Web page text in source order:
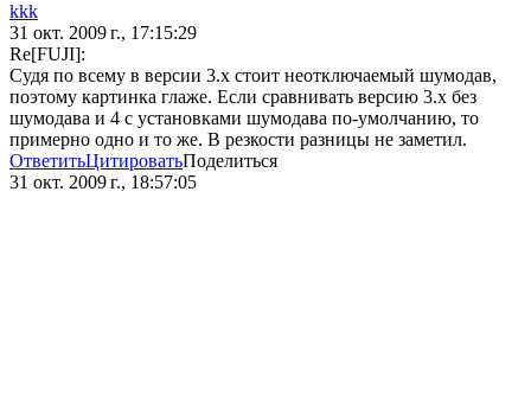
kkk
31 окт. 2009 г., 17:15:29
Re[FUJI]:
Судя по всему в версии 3.х стоит неотключаемый шумодав,
поэтому картинка глаже. Если сравнивать версию 3.х без
шумодава и 4 с установками шумодава по-умолчанию, то
примерно одно и то же. В резкости разницы не заметил.
ОтветитьЦитироватьПоделиться
31 окт. 2009 г., 18:57:05